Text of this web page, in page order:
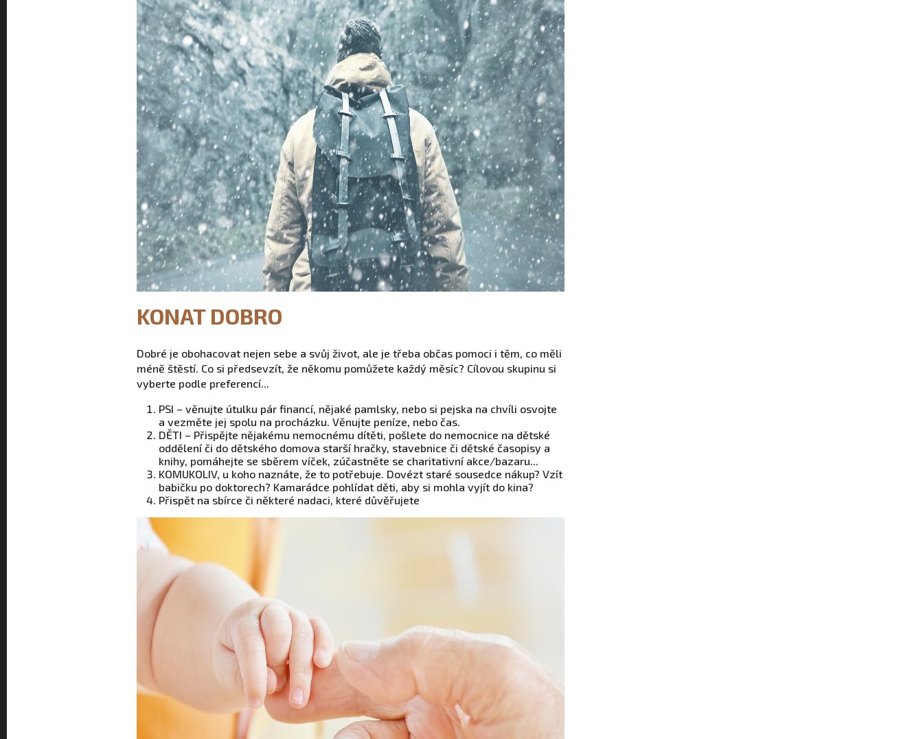
KONAT DOBRO
Dobré je obohacovat nejen sebe a svůj život, ale je třeba občas pomoci i těm, co měli
méně štěstí. Co si předsevzít, že někomu pomůžete každý měsíc? Cílovou skupinu si
vyberte podle preferencí...
PSI – věnujte útulku pár financí, nějaké pamlsky, nebo si pejska na chvíli osvojte
a vezměte jej spolu na procházku. Věnujte peníze, nebo čas.
DĚTI – Přispějte nějakému nemocnému dítěti, pošlete do nemocnice na dětské
oddělení či do dětského domova starší hračky, stavebnice či dětské časopisy a
knihy, pomáhejte se sběrem víček, zúčastněte se charitativní akce/bazaru...
KOMUKOLIV, u koho naznáte, že to potřebuje. Dovézt staré sousedce nákup? Vzít
babičku po doktorech? Kamarádce pohlídat děti, aby si mohla vyjít do kina?
Přispět na sbírce či některé nadaci, které důvěřujete